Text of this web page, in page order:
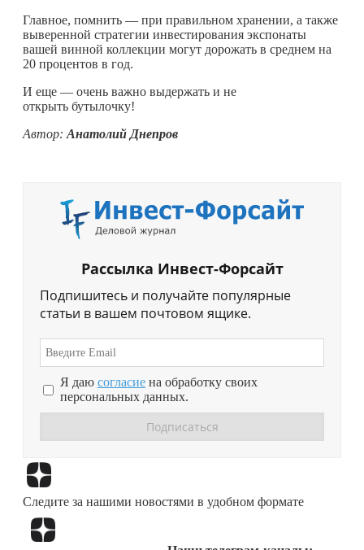
Главное, помнить — при правильном хранении, а также
выверенной стратегии инвестирования экспонаты
вашей винной коллекции могут дорожать в среднем на
20 процентов в год.
И еще — очень важно выдержать и не
открыть бутылочку!
Автор: Анатолий Днепров
Рассылка Инвест-Форсайт
Подпишитесь и получайте популярные
статьи в вашем почтовом ящике.
Я даю согласие на обработку своих
персональных данных.
Следите за нашими новостями в удобном формате